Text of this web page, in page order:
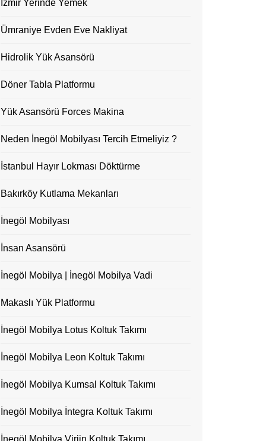
İzmir Yerinde Yemek
Ümraniye Evden Eve Nakliyat
Hidrolik Yük Asansörü
Döner Tabla Platformu
Yük Asansörü Forces Makina
Neden İnegöl Mobilyası Tercih Etmeliyiz ?
İstanbul Hayır Lokması Döktürme
Bakırköy Kutlama Mekanları
İnegöl Mobilyası
İnsan Asansörü
İnegöl Mobilya | İnegöl Mobilya Vadi
Makaslı Yük Platformu
İnegöl Mobilya Lotus Koltuk Takımı
İnegöl Mobilya Leon Koltuk Takımı
İnegöl Mobilya Kumsal Koltuk Takımı
İnegöl Mobilya İntegra Koltuk Takımı